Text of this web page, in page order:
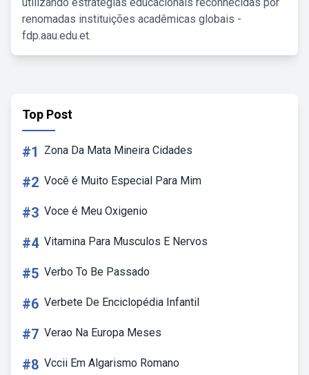
renomadas instituições acadêmicas globais -
fdp.aau.edu.et.
Top Post
#1 Zona Da Mata Mineira Cidades
#2 Você é Muito Especial Para Mim
#3 Voce é Meu Oxigenio
#4 Vitamina Para Musculos E Nervos
#5 Verbo To Be Passado
#6 Verbete De Enciclopédia Infantil
#7 Verao Na Europa Meses
#8 Vccii Em Algarismo Romano